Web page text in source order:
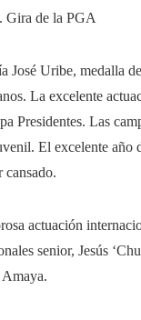
Gira de la PGA
José Uribe, medalla
La excelente
Presidentes. Las
El excelente año
cansado.
actuación
senior, Jesús
Amaya.